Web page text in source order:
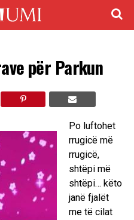
për Parkun
Po luftohet
rrugicë më
rrugicë,
shtëpi më
shtëpi… këto
janë fjalët
me të cilat